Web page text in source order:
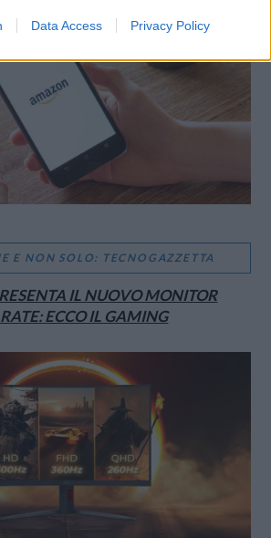
Data Access Privacy Policy
E NON SOLO: TECNOGAZZETTA
IL NUOVO MONITOR
ECCO IL GAMING